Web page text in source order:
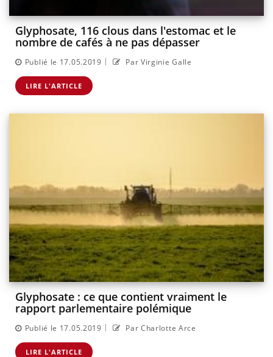
Glyphosate, 116 clous dans l'estomac et le
nombre de cafés à ne pas dépasser
Publié le 17.05.2019 | Par Virginie Galle
LIRE L'ARTICLE
Glyphosate : ce que contient vraiment le
rapport parlementaire polémique
Publié le 17.05.2019 | Par Charlotte Arce
LIRE L'ARTICLE